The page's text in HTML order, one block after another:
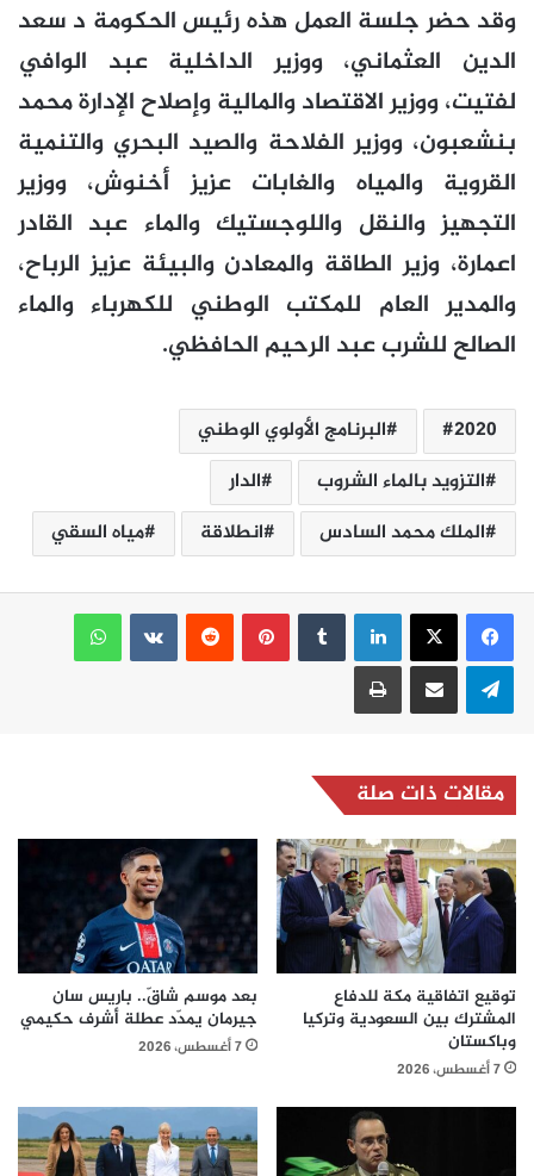
وقد حضر جلسة العمل هذه رئيس الحكومة د سعد
الدين العثماني، ووزير الداخلية عبد الوافي
لفتيت، ووزير الاقتصاد والمالية وإصلاح الإدارة محمد
بنشعبون، ووزير الفلاحة والصيد البحري والتنمية
القروية والمياه والغابات عزيز أخنوش، ووزير
التجهيز والنقل واللوجستيك والماء عبد القادر
اعمارة، وزير الطاقة والمعادن والبيئة عزيز الرباح،
والمدير العام للمكتب الوطني للكهرباء والماء
الصالح للشرب عبد الرحيم الحافظي.
2020
البرنامج الأولوي الوطني
التزويد بالماء الشروب
الدار
الملك محمد السادس
انطلاقة مياه السقي
لينكدإن بينتيريست
واتساب
تيلقرام مشاركة عبر البريد طباعة
مقالات ذات صلة
توقيع اتفاقية مكة للدفاع
المشترك بين السعودية وتركيا
وباكستان
7 أغسطس، 2026
بعد موسم شاقّ.. باريس سان
جيرمان يمدّد عطلة أشرف حكيمي
7 أغسطس، 2026